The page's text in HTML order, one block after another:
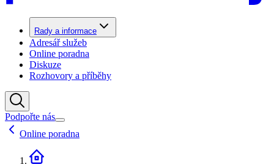
Rady a informace
Adresář služeb
Online poradna
Diskuze
Rozhovory a příběhy
Podpořte nás
Online poradna